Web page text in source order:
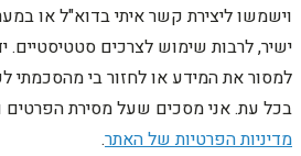
וישמשו ליצירת קשר איתי בדוא"ל או
ישיר, לרבות שימוש לצרכים סטטיסטיים.
למסור את המידע או לחזור בי מהסכמתי
בכל עת. אני מסכים שעל מסירת
מדיניות הפרטיות של האתר.